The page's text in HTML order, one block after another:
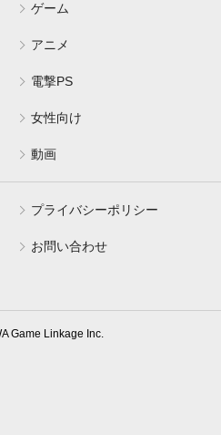
ゲーム
アニメ
電撃PS
女性向け
動画
プライバシーポリシー
お問い合わせ
Game Linkage Inc.